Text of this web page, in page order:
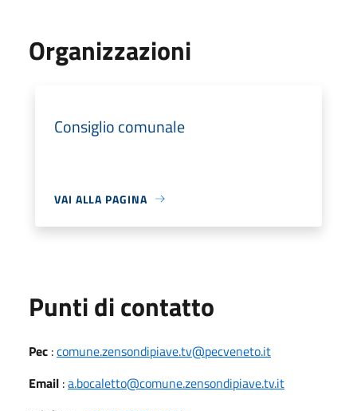
Organizzazioni
Consiglio comunale
VAI ALLA PAGINA
Punti di contatto
Pec :comune.zensondipiave.tv@pecveneto.it
Email :a.bocaletto@comune.zensondipiave.tv.it